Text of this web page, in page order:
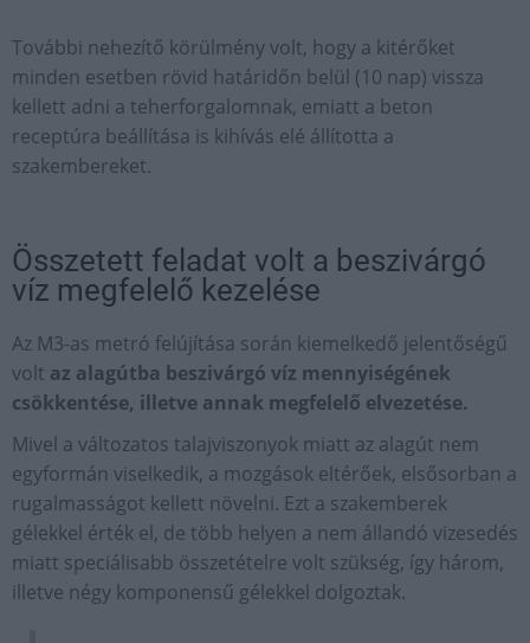
További nehezítő körülmény volt, hogy a kitérőket
minden esetben rövid határidőn belül (10 nap) vissza
kellett adni a teherforgalomnak, emiatt a beton
receptúra beállítása is kihívás elé állította a
szakembereket.
Összetett feladat volt a beszivárgó
víz megfelelő kezelése
Az M3-as metró felújítása során kiemelkedő jelentőségű
volt az alagútba beszivárgó víz mennyiségének
csökkentése, illetve annak megfelelő elvezetése.
Mivel a változatos talajviszonyok miatt az alagút nem
egyformán viselkedik, a mozgások eltérőek, elsősorban a
rugalmasságot kellett növelni. Ezt a szakemberek
gélekkel érték el, de több helyen a nem állandó vizesedés
miatt speciálisabb összetételre volt szükség, így három,
illetve négy komponensű gélekkel dolgoztak.